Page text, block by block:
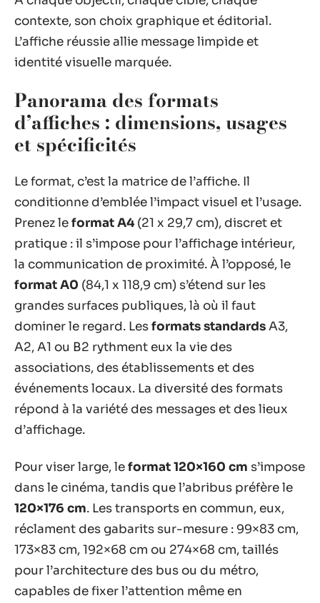
contexte, son choix graphique et éditorial.
L’affiche réussie allie message limpide et
identité visuelle marquée.
Panorama des formats
d’affiches : dimensions, usages
et spécificités
Le format, c’est la matrice de l’affiche. Il
conditionne d’emblée l’impact visuel et l’usage.
Prenez leformat A4 (21 x 29,7 cm), discret et
pratique : il s’impose pour l’affichage intérieur,
la communication de proximité. À l’opposé, le
format A0 (84,1 x 118,9 cm) s’étend sur les
grandes surfaces publiques, là où il faut
dominer le regard. Lesformats standardsA3,
A2, A1 ou B2 rythment eux la vie des
associations, des établissements et des
événements locaux. La diversité des formats
répond à la variété des messages et des lieux
d’affichage.
Pour viser large, leformat 120×160 cm s’impose
dans le cinéma, tandis que l’abribus préfère le
120×176 cm. Les transports en commun, eux,
réclament des gabarits sur-mesure : 99×83 cm,
173×83 cm, 192×68 cm ou 274×68 cm, taillés
pour l’architecture des bus ou du métro,
capables de fixer l’attention même en